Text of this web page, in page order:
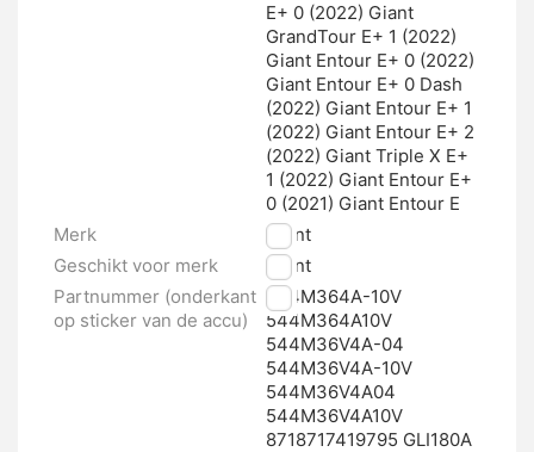
E+ 0 (2022) Giant
GrandTour E+ 1 (2022)
Giant Entour E+ 0 (2022)
Giant Entour E+ 0 Dash
(2022) Giant Entour E+ 1
(2022) Giant Entour E+ 2
(2022) Giant Triple X E+
1 (2022) Giant Entour E+
0 (2021) Giant Entour E
Merk
Giant
Geschikt voor merk
Giant
Partnummer (onderkant
op sticker van de accu)
544M364A-10V
544M364A10V
544M36V4A-04
544M36V4A-10V
544M36V4A04
544M36V4A10V
8718717419795 GLI180A